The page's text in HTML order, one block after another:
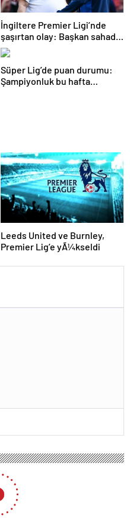
İngiltere Premier Ligi’nde
şaşırtan olay: Başkan sahada
teknik direktörle tartıştı
Süper Lig’de puan durumu:
Şampiyonluk bu hafta
Leeds United ve Burnley,
Premier Lig’e yÃ¼kseldi